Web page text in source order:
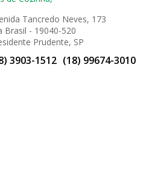
Tancredo Neves, 173
Brasil - 19040-520
Prudente, SP
3903-1512 (18) 99674-3010